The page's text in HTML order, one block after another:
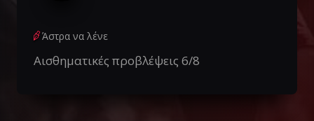
Άστρα να λένε
Αισθηματικές προβλέψεις 6/8